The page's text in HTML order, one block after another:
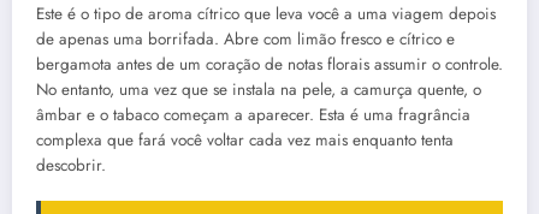
Este é o tipo de aroma cítrico que leva você a uma viagem depois
de apenas uma borrifada. Abre com limão fresco e cítrico e
bergamota antes de um coração de notas florais assumir o controle.
No entanto, uma vez que se instala na pele, a camurça quente, o
âmbar e o tabaco começam a aparecer. Esta é uma fragrância
complexa que fará você voltar cada vez mais enquanto tenta
descobrir.